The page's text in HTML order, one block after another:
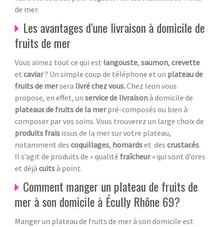
de mer.
Les avantages d’une livraison à domicile de
fruits de mer
Vous aimez tout ce qui est langouste, saumon, crevette
et caviar? Un simple coup de téléphone et un plateau de
fruits de mersera livré chez vous.Chez leon vous
propose, en effet, un service de livraisonà domicile de
plateaux de fruits de la merpré-composés ou bien à
composer par vos soins. Vous trouverez un large choix de
produits frais issus de la mer sur votre plateau,
notamment des coquillages, homardset des crustacés.
Il s’agit de produits de « qualité fraîcheur» qui sont d’ores
et déjà cuitsà point.
Comment manger un plateau de fruits de
mer à son domicile à Écully Rhône 69?
Manger un plateau de fruits de mer à son domicile est